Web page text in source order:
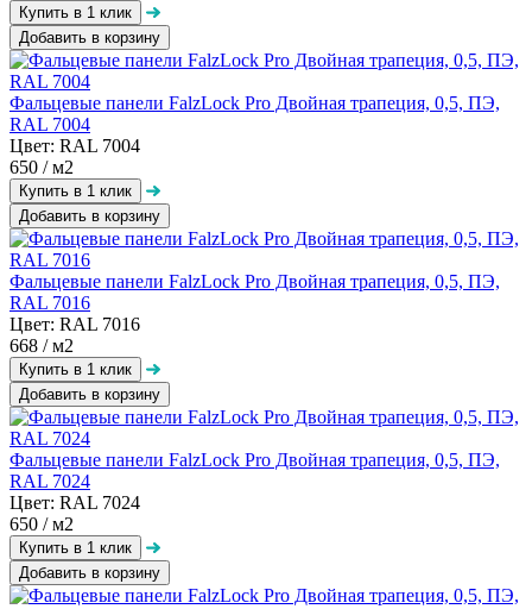
Добавить в корзину
Фальцевые панели FalzLock Pro Двойная трапеция, 0,5, ПЭ,
RAL 7004
Цвет: RAL 7004
650 / м2
Добавить в корзину
Фальцевые панели FalzLock Pro Двойная трапеция, 0,5, ПЭ,
RAL 7016
Цвет: RAL 7016
668 / м2
Добавить в корзину
Фальцевые панели FalzLock Pro Двойная трапеция, 0,5, ПЭ,
RAL 7024
Цвет: RAL 7024
650 / м2
Добавить в корзину